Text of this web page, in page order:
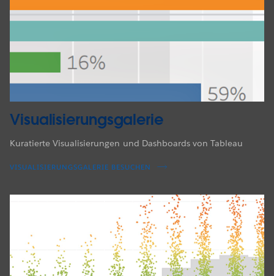
Visualisierungsgalerie
Kuratierte Visualisierungen und Dashboards von Tableau
VISUALISIERUNGSGALERIE BESUCHEN